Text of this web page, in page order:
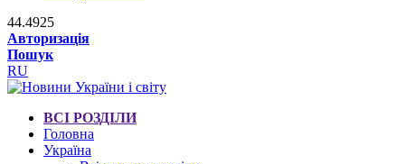
44.4925
Авторизація
Пошук
RU
ВСІ РОЗДІЛИ
Головна
Україна